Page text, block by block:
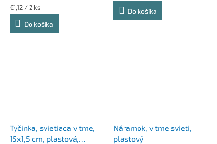
Jednotková
cena:
€1,12 / 2 ks
Do košíka
Do košíka
Tyčinka, svietiaca v tme,
15x1,5 cm, plastová,
Náramok, v tme svieti,
plastový